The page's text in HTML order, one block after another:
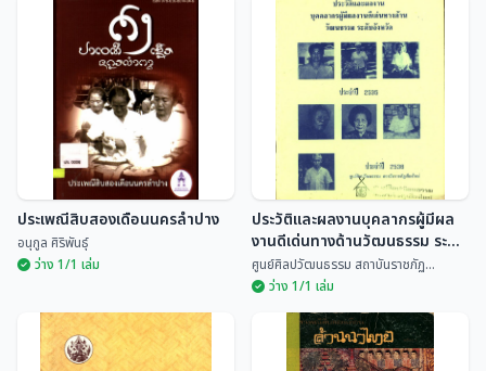
ประเพณีสิบสองเดือนนครลำปาง
ประเพณีสิบสองเดือนนครลำปาง
อนุกูล ศิริพันธุ์
ว่าง 1/1 เล่ม
ประวัติและผลงานบุคลากรผู้มีผล
งานดีเด่นทางด้านวัฒนธรรม
ประวัติและผลงานบุคลากรผู้มีผล
งานดีเด่นทางด้านวัฒนธรรม ระดับ
จังหวัด ประจำปี 2535
ศูนย์ศิลปวัฒนธรรม สถาบันราชภัฏ...
ว่าง 1/1 เล่ม